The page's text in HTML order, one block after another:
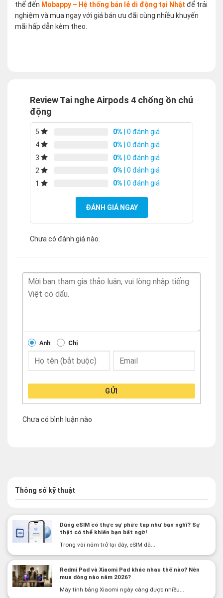
thể đến Mobappy – Hệ thống bán lẻ di động tại Nhật để trải
nghiệm và mua ngay với giá bán ưu đãi cùng nhiều khuyến
mãi hấp dẫn kèm theo.
Review Tai nghe Airpods 4 chống ồn chủ
động
5 0% | 0 đánh giá
4
0% | 0 đánh giá
3
0% | 0 đánh giá
2
0% | 0 đánh giá
1
0% | 0 đánh giá
ĐÁNH GIÁ NGAY
Chưa có đánh giá nào.
Anh Chị
GỬI
Chưa có bình luận nào
Thông số kỹ thuật
Dùng eSIM có thực sự phức tạp như bạn nghĩ? Sự
thật có thể khiến bạn bất ngờ!
Trong vài năm trở lại đây, eSIM đã...
Redmi Pad và Xiaomi Pad khác nhau thế nào? Nên
mua dòng nào năm 2026?
Máy tính bảng Xiaomi ngày càng được nhiều...